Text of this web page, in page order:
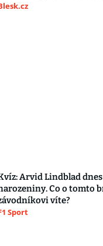
Arvid Lindblad dnes
Co o tomto
víte?
Sport